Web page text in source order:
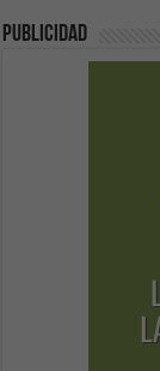
Publicidad